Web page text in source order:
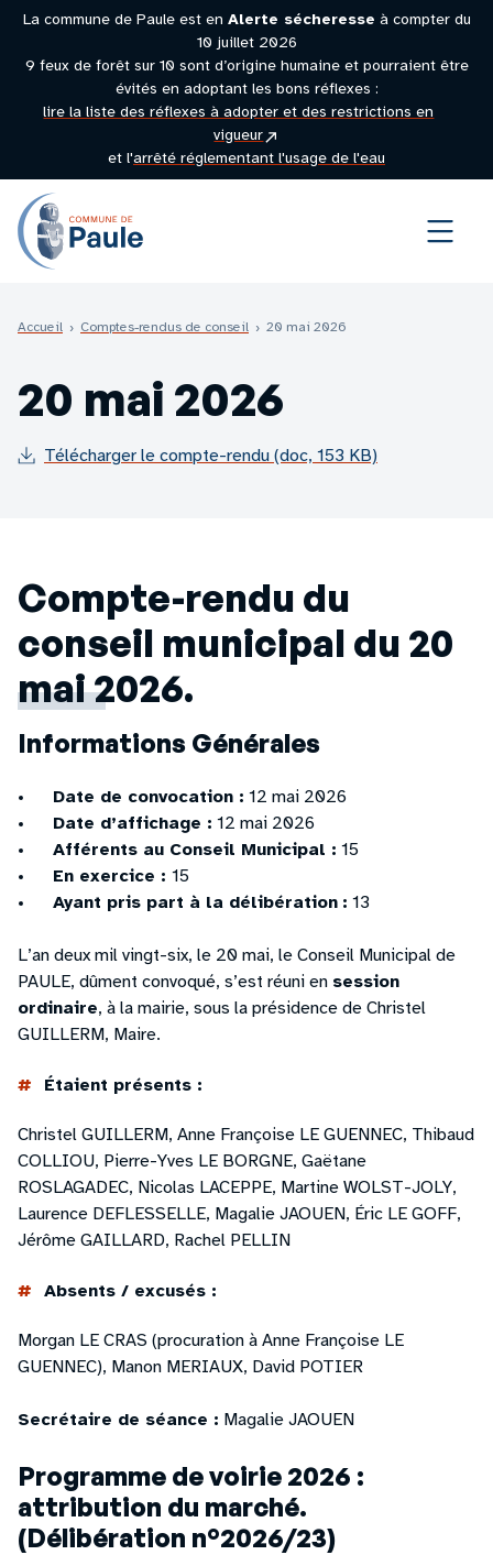
La commune de Paule est en Alerte sécheresse à compter du
10 juillet 2026
9 feux de forêt sur 10 sont d’origine humaine et pourraient être
évités en adoptant les bons réflexes :
lire la liste des réflexes à adopter et des restrictions en
vigueur(site
externe)
et l'arrêté réglementant l'usage de l'eau
Menu
Accueil › Comptes-rendus de conseil › 20 mai 2026
20 mai 2026
Télécharger le compte-rendu (doc, 153 KB)
Compte-rendu du
conseil municipal du 20
mai 2026.
Informations Générales
Date de convocation : 12 mai 2026
Date d’affichage : 12 mai 2026
Afférents au Conseil Municipal : 15
En exercice : 15
Ayant pris part à la délibération : 13
L’an deux mil vingt-six, le 20 mai, le Conseil Municipal de
PAULE, dûment convoqué, s’est réuni en session
ordinaire, à la mairie, sous la présidence de Christel
GUILLERM, Maire.
Étaient présents :
Christel GUILLERM, Anne Françoise LE GUENNEC, Thibaud
COLLIOU, Pierre-Yves LE BORGNE, Gaëtane
ROSLAGADEC, Nicolas LACEPPE, Martine WOLST-JOLY,
Laurence DEFLESSELLE, Magalie JAOUEN, Éric LE GOFF,
Jérôme GAILLARD, Rachel PELLIN
Absents / excusés :
Morgan LE CRAS (procuration à Anne Françoise LE
GUENNEC), Manon MERIAUX, David POTIER
Secrétaire de séance : Magalie JAOUEN
Programme de voirie 2026 :
attribution du marché.
(Délibération n°2026/23)